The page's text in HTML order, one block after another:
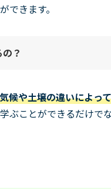
できます。
？
候や土壌の違いによっ
ことができるだけで